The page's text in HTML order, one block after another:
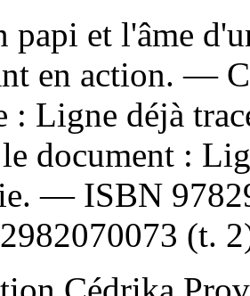
et l'âme
en action. —
: Ligne déjà
document :
— ISBN
(t.